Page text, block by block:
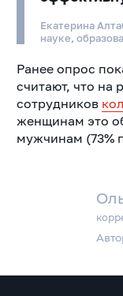
Екатерина
науке,
Ранее опрос
считают, что на
сотрудников
женщинам это
мужчинам (73%